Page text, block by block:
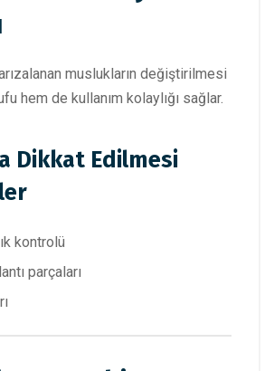
muslukların değiştirilmesi
hem de kullanım kolaylığı sağlar.
Dikkat Edilmesi
kontrolü
parçaları